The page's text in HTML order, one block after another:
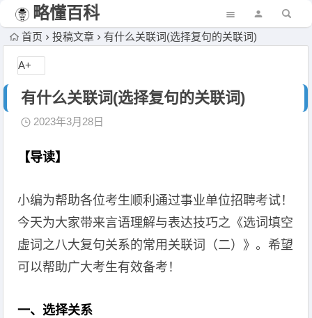
略懂百科
首页 投稿文章 有什么关联词(选择复句的关联词)
有什么关联词(选择复句的关联词)
2023年3月28日
【导读】
小编为帮助各位考生顺利通过事业单位招聘考试！
今天为大家带来言语理解与表达技巧之《选词填空
虚词之八大复句关系的常用关联词（二）》。希望
可以帮助广大考生有效备考！
一、选择关系
A+